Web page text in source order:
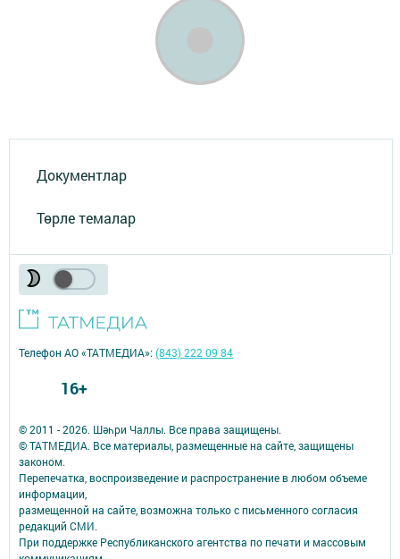
Документлар
Төрле темалар
© 2011 - 2026. Шәһри Чаллы. Все права защищены.
© ТАТМЕДИА. Все материалы, размещенные на сайте, защищены
законом.
Перепечатка, воспроизведение и распространение в любом объеме
информации,
размещенной на сайте, возможна только с письменного согласия
редакций СМИ.
При поддержке Республиканского агентства по печати и массовым
Телефон АО «ТАТМЕДИА»:(843) 222 09 84
16+